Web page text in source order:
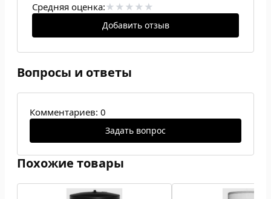
Средняя оценка:
Добавить отзыв
Вопросы и ответы
Комментариев: 0
Задать вопрос
Похожие товары